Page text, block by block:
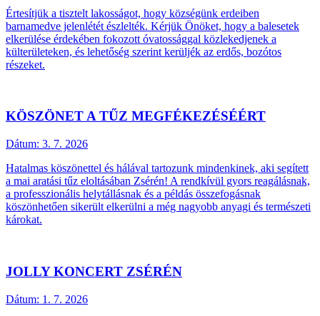
Értesítjük a tisztelt lakosságot, hogy községünk erdeiben
barnamedve jelenlétét észlelték. Kérjük Önöket, hogy a balesetek
elkerülése érdekében fokozott óvatossággal közlekedjenek a
külterületeken, és lehetőség szerint kerüljék az erdős, bozótos
részeket.
KÖSZÖNET A TŰZ MEGFÉKEZÉSÉÉRT
Dátum: 3. 7. 2026
Hatalmas köszönettel és hálával tartozunk mindenkinek, aki segített
a mai aratási tűz eloltásában Zsérén! A rendkívül gyors reagálásnak,
a professzionális helytállásnak és a példás összefogásnak
köszönhetően sikerült elkerülni a még nagyobb anyagi és természeti
károkat.
JOLLY KONCERT ZSÉRÉN
Dátum: 1. 7. 2026